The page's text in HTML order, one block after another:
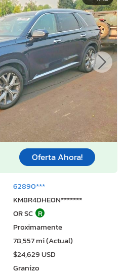
Oferta Ahora!
62890***
KM8R4DHE0N*******
OR SC R
Proximamente
78,557 mi (Actual)
$24,629 USD
Granizo